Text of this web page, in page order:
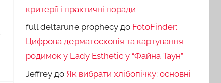
критерії і практичні поради
full deltarune prophecyдо FotoFinder:
Цифрова дерматоскопія та картування
родимок у Lady Esthetic у “Файна Таун”
Jeffreyдо Як вибрати хлібопічку: основні